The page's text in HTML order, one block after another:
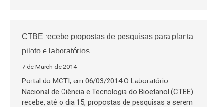
CTBE recebe propostas de pesquisas para planta
piloto e laboratórios
7 de March de 2014
Portal do MCTI, em 06/03/2014 O Laboratório
Nacional de Ciência e Tecnologia do Bioetanol (CTBE)
recebe, até o dia 15, propostas de pesquisas a serem